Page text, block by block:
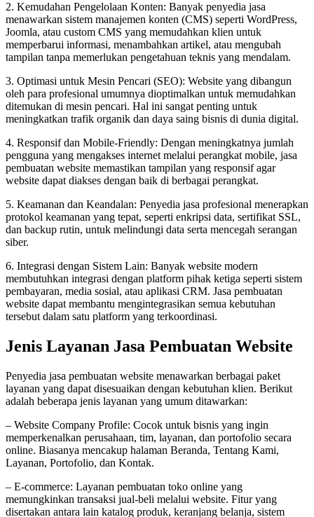
2. Kemudahan Pengelolaan Konten: Banyak penyedia jasa
menawarkan sistem manajemen konten (CMS) seperti WordPress,
Joomla, atau custom CMS yang memudahkan klien untuk
memperbarui informasi, menambahkan artikel, atau mengubah
tampilan tanpa memerlukan pengetahuan teknis yang mendalam.
3. Optimasi untuk Mesin Pencari (SEO): Website yang dibangun
oleh para profesional umumnya dioptimalkan untuk memudahkan
ditemukan di mesin pencari. Hal ini sangat penting untuk
meningkatkan trafik organik dan daya saing bisnis di dunia digital.
4. Responsif dan Mobile-Friendly: Dengan meningkatnya jumlah
pengguna yang mengakses internet melalui perangkat mobile, jasa
pembuatan website memastikan tampilan yang responsif agar
website dapat diakses dengan baik di berbagai perangkat.
5. Keamanan dan Keandalan: Penyedia jasa profesional menerapkan
protokol keamanan yang tepat, seperti enkripsi data, sertifikat SSL,
dan backup rutin, untuk melindungi data serta mencegah serangan
siber.
6. Integrasi dengan Sistem Lain: Banyak website modern
membutuhkan integrasi dengan platform pihak ketiga seperti sistem
pembayaran, media sosial, atau aplikasi CRM. Jasa pembuatan
website dapat membantu mengintegrasikan semua kebutuhan
tersebut dalam satu platform yang terkoordinasi.
Jenis Layanan Jasa Pembuatan Website
Penyedia jasa pembuatan website menawarkan berbagai paket
layanan yang dapat disesuaikan dengan kebutuhan klien. Berikut
adalah beberapa jenis layanan yang umum ditawarkan:
– Website Company Profile: Cocok untuk bisnis yang ingin
memperkenalkan perusahaan, tim, layanan, dan portofolio secara
online. Biasanya mencakup halaman Beranda, Tentang Kami,
Layanan, Portofolio, dan Kontak.
– E-commerce: Layanan pembuatan toko online yang
memungkinkan transaksi jual-beli melalui website. Fitur yang
disertakan antara lain katalog produk, keranjang belanja, sistem